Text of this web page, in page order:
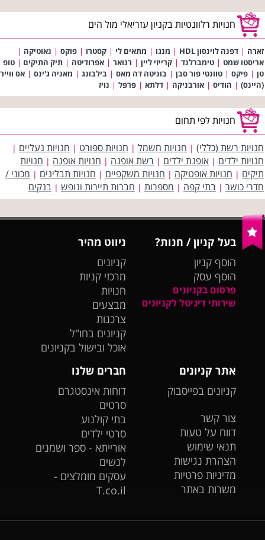
חנויות רלוונטיות בקניון עזריאלי מול הים
זארה | דפנה לוינסון HDL | מנגו | מתאים לי | קסטרו | פוקס | נאוטיקה |
אריסטו שמט | טימברלנד | קרייזי ליין | רנואר | אפרודיטה | תיק התיקים | טופ
טן | פיקס | טוונטי פור סבן | בוניטה דה מאס | בילבונג | מאניה ג'ינס | אס ווייר
(היינס) | הודיס | אורבניקה | דלתא | פרפל | נויז
חנויות לפי תחום
חנויות רשת (כללי) | חנויות חשמל | חנויות ספורט | חנויות נעליים |
חנויות ילדים | אופנת ילדים | רשת אופנה | חנויות אופנה | חנויות
תיקים | חנויות אופטיקה | חנויות משקפיים | חנויות תבלינים | מכוני /
חדרי כושר | בתי קפה | מספרות | חברות תיירות ונופש | בנקים
בעל קניון / חנות?
הוסף קניון
הוסף עסק
פרסום בקניונים
שירותי דיגיטל לקניונים
ניווט מהיר
קניונים
מרכזי קניות
חנויות
מבצעים
צרכנות
קניונים בחו"ל
אוכל ובישול בקניונים
אתר קניונים
קניונים בפייסבוק
צור קשר
דווח על טעות
תנאי שימוש
הצהרת נגישות
מדיניות פרטיות
משרות באתר
חברים שלנו
דוחות אינסטגרם
סרטים
בתי קולנוע
סרטי ילדים
אורייתא - ספר ושמנים
לנשים
עסקים מומלצים -
T.co.il